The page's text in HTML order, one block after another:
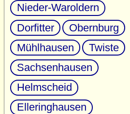
Nieder-Waroldern
Dorfitter
Obernburg
Mühlhausen
Twiste
Sachsenhausen
Helmscheid
Elleringhausen